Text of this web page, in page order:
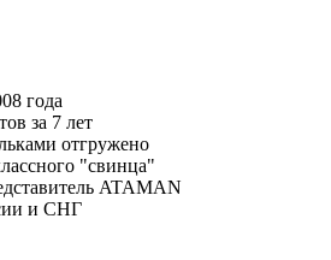
года
за 7 лет
отгружено
"свинца"
ATAMAN
и СНГ